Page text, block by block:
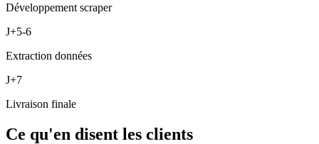
Développement scraper
J+5-6
Extraction données
J+7
Livraison finale
Ce qu'en disent les clients